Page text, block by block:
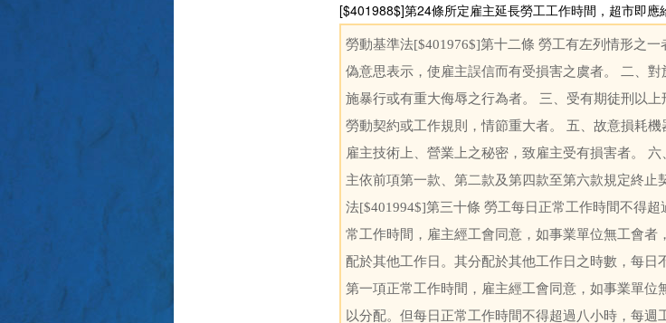
[$401988$]第24條所定雇主延長勞工工作時間，超市即應
勞動基準法[$401976$]第十二條 勞工有左列情形之
偽意思表示，使雇主誤信而有受損害之虞者。 二、
施暴行或有重大侮辱之行為者。 三、受有期徒刑以
勞動契約或工作規則，情節重大者。 五、故意損耗
雇主技術上、營業上之秘密，致雇主受有損害者。
主依前項第一款、第二款及第四款至第六款規定終
法[$401994$]第三十條 勞工每日正常工作時間不得
常工作時間，雇主經工會同意，如事業單位無工會
配於其他工作日。其分配於其他工作日之時數，每日
第一項正常工作時間，雇主經工會同意，如事業單
以分配。但每日正常工作時間不得超過八小時，每